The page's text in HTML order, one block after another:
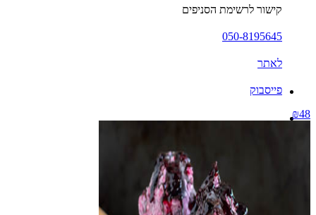
קישור לרשימת הסניפים
050-8195645
לאתר
פייסבוק
₪48